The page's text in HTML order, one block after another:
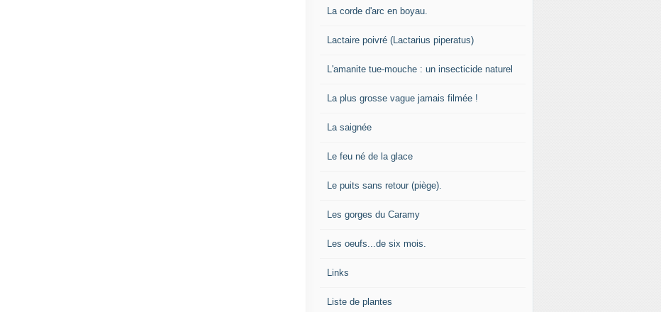
La corde d'arc en boyau.
Lactaire poivré (Lactarius piperatus)
L'amanite tue-mouche : un insecticide naturel
La plus grosse vague jamais filmée !
La saignée
Le feu né de la glace
Le puits sans retour (piège).
Les gorges du Caramy
Les oeufs...de six mois.
Links
Liste de plantes